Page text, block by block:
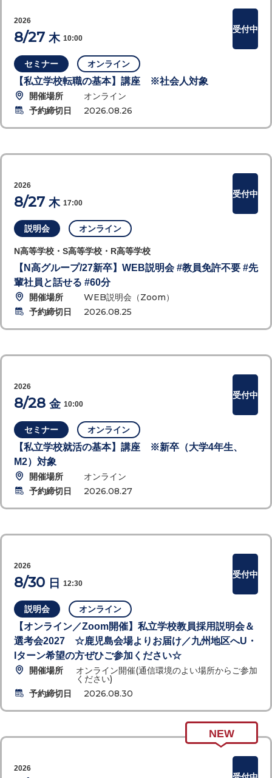
セミナー オンライン
【私立学校転職の基本】講座 ※社会人対象
開催場所
オンライン
予約締切日
2026.08.26
2026
8/27 木 10:00
受付中
説明会 オンライン
N高等学校・S高等学校・R高等学校
【N高グループ/27新卒】WEB説明会 #教員免許不要 #先
輩社員と話せる #60分
開催場所
WEB説明会（Zoom）
予約締切日
2026.08.25
2026
8/27 木 17:00
受付中
セミナー オンライン
【私立学校就活の基本】講座 ※新卒（大学4年生、
M2）対象
開催場所
オンライン
予約締切日
2026.08.27
2026
8/28 金 10:00
受付中
説明会 オンライン
【オンライン／Zoom開催】私立学校教員採用説明会＆
選考会2027 ☆鹿児島会場よりお届け／九州地区へU・
Iターン希望の方ぜひご参加ください☆
開催場所 オンライン開催(通信環境のよい場所からご参加
ください)
予約締切日
2026.08.30
2026
8/30 日 12:30
受付中
NEW
2026